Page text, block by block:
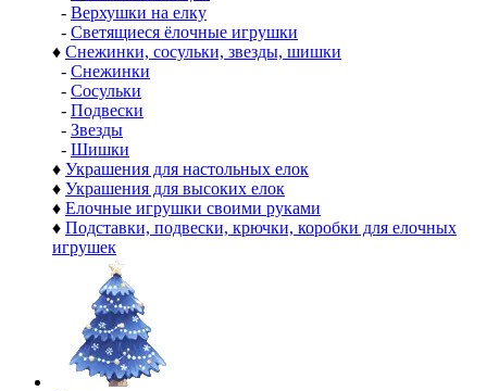
- Верхушки на елку
- Светящиеся ёлочные игрушки
♦ Снежинки, сосульки, звезды, шишки
- Снежинки
- Сосульки
- Подвески
- Звезды
- Шишки
♦ Украшения для настольных елок
♦ Украшения для высоких елок
♦ Елочные игрушки своими руками
♦ Подставки, подвески, крючки, коробки для елочных
игрушек